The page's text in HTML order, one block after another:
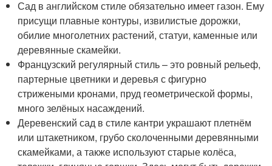
Сад в английском стиле обязательно имеет газон. Ему
присущи плавные контуры, извилистые дорожки,
обилие многолетних растений, статуи, каменные или
деревянные скамейки.
Французский регулярный стиль – это ровный рельеф,
партерные цветники и деревья с фигурно
стрижеными кронами, пруд геометрической формы,
много зелёных насаждений.
Деревенский сад в стиле кантри украшают плетнём
или штакетником, грубо сколоченными деревянными
скамейками, а также используют старые колёса,